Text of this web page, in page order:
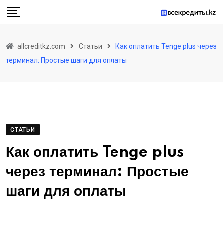
Skip
allcreditkz.com Статьи
Как оплатить Tenge plus через
терминал: Простые шаги для оплаты
СТАТЬИ
Как оплатить Tenge plus
через терминал: Простые
шаги для оплаты